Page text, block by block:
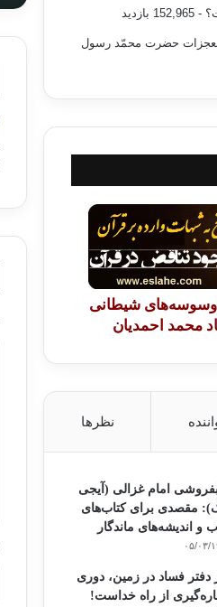
- 152,965 بازدید
حضرت محمّد رسول
وسوسه‌های شیطانی
محمد احمدیان
نظرها
امام غزالی (آیجی
مقصدی برای کتاب‌های
و اندیشه‌های ماندگار
۰۳/۱۹
فساد در زمین‌، دوری
از راه خداست‌!